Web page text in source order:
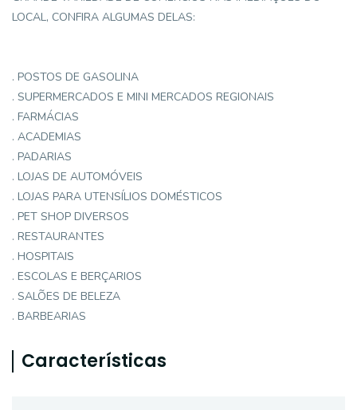
LOCAL, CONFIRA ALGUMAS DELAS:
. POSTOS DE GASOLINA
. SUPERMERCADOS E MINI MERCADOS REGIONAIS
. FARMÁCIAS
. ACADEMIAS
. PADARIAS
. LOJAS DE AUTOMÓVEIS
. LOJAS PARA UTENSÍLIOS DOMÉSTICOS
. PET SHOP DIVERSOS
. RESTAURANTES
. HOSPITAIS
. ESCOLAS E BERÇARIOS
. SALÕES DE BELEZA
. BARBEARIAS
Características